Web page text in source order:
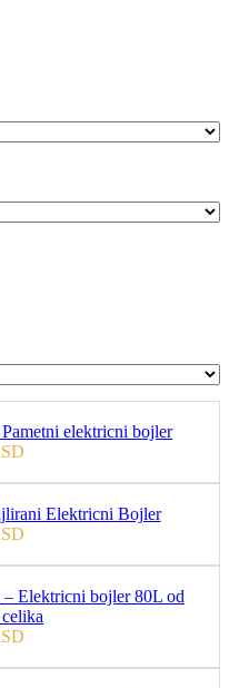
elektricni bojler
Elektricni Bojler
Elektricni bojler 80L od